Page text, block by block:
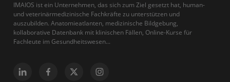
IMAIOS ist ein Unternehmen, das sich zum Ziel gesetzt hat, human-
und veterinärmedizinische Fachkräfte zu unterstützen und
auszubilden. Anatomieatlanten, medizinische Bildgebung,
kollaborative Datenbank mit klinischen Fällen, Online-Kurse für
Fachleute im Gesundheitswesen...